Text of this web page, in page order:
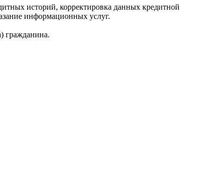
историй, корректировка данных кредитной
информационных услуг.
гражданина.